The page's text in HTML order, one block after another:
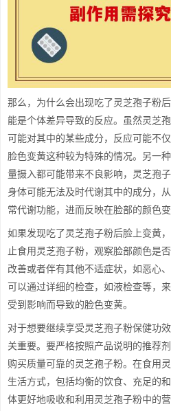
那么，为什么会出现吃了灵芝孢子粉
能是个体差异导致的反应。虽然灵芝
可能对其中的某些成分，反应可能不
脸色变黄这种较为特殊的情况。另一
量摄入都可能带来不良影响，灵芝孢
身体可能无法及时代谢其中的成分，
常代谢功能，进而反映在脸部的颜色变
如果发现吃了灵芝孢子粉后脸上变黄
止食用灵芝孢子粉，观察脸部颜色是
改善或者伴有其他不适症状，如恶心
可以通过详细的检查，如液检查等，
受到影响而导致的脸色变黄。
对于想要继续享受灵芝孢子粉保健功
关重要。要严格按照产品说明的推荐
购买质量可靠的灵芝孢子粉。在食用
生活方式，包括均衡的饮食、充足的
体更好地吸收和利用灵芝孢子粉中的